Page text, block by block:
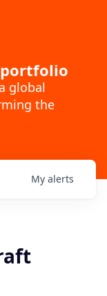
global
the
My alerts